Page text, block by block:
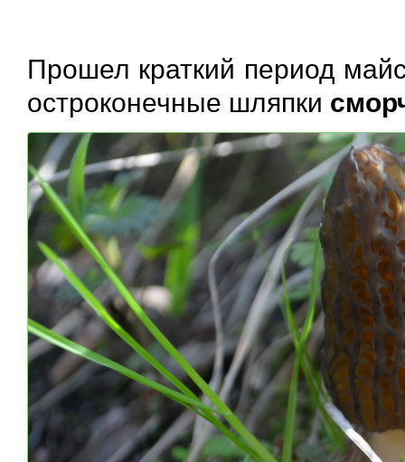
Прошел краткий период
остроконечные шляпки